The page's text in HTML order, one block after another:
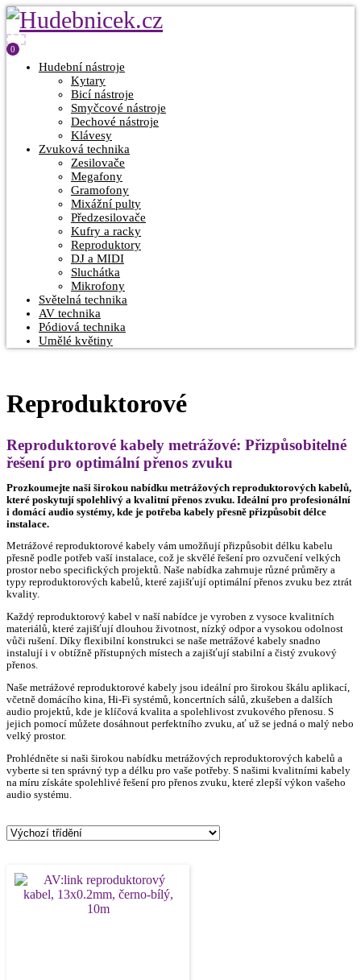
0
Hudební nástroje
Kytary
Bicí nástroje
Smyčcové nástroje
Dechové nástroje
Klávesy
Zvuková technika
Zesilovače
Megafony
Gramofony
Mixážní pulty
Předzesilovače
Kufry a racky
Reproduktory
DJ a MIDI
Sluchátka
Mikrofony
Světelná technika
AV technika
Pódiová technika
Umělé květiny
Reproduktorové
Reproduktorové kabely metrážové: Přizpůsobitelné
řešení pro optimální přenos zvuku
Prozkoumejte naši širokou nabídku metrážových reproduktorových kabelů,
které poskytují spolehlivý a kvalitní přenos zvuku. Ideální pro profesionální
i domácí audio systémy, kde je potřeba kabely přesně přizpůsobit délce
instalace.
Metrážové reproduktorové kabely vám umožňují přizpůsobit délku kabelu
přesně podle potřeb vaší instalace, což je skvělé řešení pro ozvučení velkých
prostor nebo specifických projektů. Naše nabídka zahrnuje různé průměry a
typy reproduktorových kabelů, které zajišťují optimální přenos zvuku bez ztrát
kvality.
Každý reproduktorový kabel v naší nabídce je vyroben z vysoce kvalitních
materiálů, které zajišťují dlouhou životnost, nízký odpor a vysokou odolnost
vůči rušení. Díky flexibilní konstrukci se naše metrážové kabely snadno
instalují i v obtížně přístupných místech a zajišťují stabilní a čistý zvukový
přenos.
Naše metrážové reproduktorové kabely jsou ideální pro širokou škálu aplikací,
včetně domácího kina, Hi-Fi systémů, koncertních sálů, zkušeben a dalších
audio projektů, kde je klíčová kvalita a spolehlivost zvukového přenosu. S
jejich pomocí můžete dosáhnout perfektního zvuku, ať už se jedná o malý nebo
velký prostor.
Prohlédněte si naši širokou nabídku metrážových reproduktorových kabelů a
vyberte si ten správný typ a délku pro vaše potřeby. S našimi kvalitními kabely
na míru získáte spolehlivé řešení pro přenos zvuku, které zlepší výkon vašeho
audio systému.